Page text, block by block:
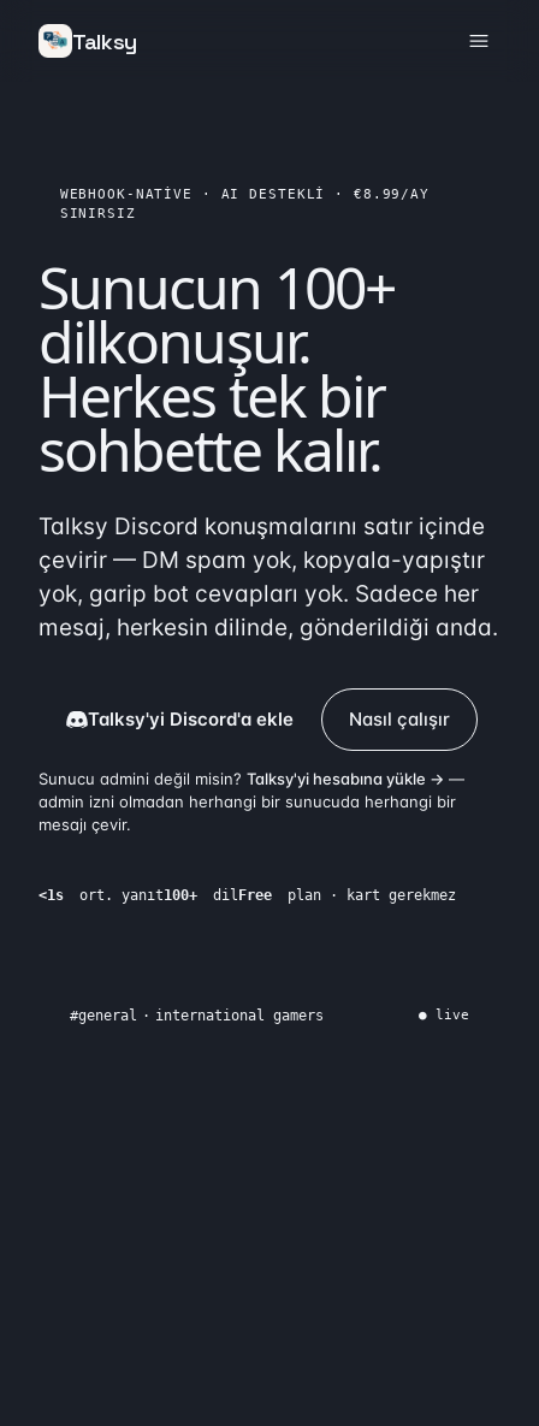
Talksy
WEBHOOK-NATIVE · AI DESTEKLI · €8.99/AY
SINIRSIZ
Sunucun 100+
dilkonuşur.
Herkestek bir
sohbette kalır.
Talksy Discord konuşmalarını satır içinde
çevirir — DM spam yok, kopyala-yapıştır
yok, garip bot cevapları yok. Sadece her
mesaj, herkesin dilinde, gönderildiği anda.
Talksy'yi Discord'a ekle Nasıl çalışır
Sunucu admini değil misin? Talksy'yi hesabına yükle → —
admin izni olmadan herhangi bir sunucuda herhangi bir
mesajı çevir.
<1s ort. yanıt100+ dil Free plan · kart gerekmez
#general · international gamers ● live